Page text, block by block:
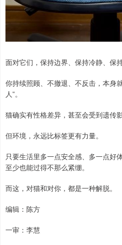
面对它们，保持边界、保持冷静、保
你持续照顾、不撤退、不反击，本身
人”。
猫确实有性格差异，甚至会受到遗传影
但环境，永远比标签更有力量。
只要生活里多一点安全感、多一点好
至少也能过得不那么紧绷。
而这，对猫和对你，都是一种解脱。
编辑：陈方
一审：李慧